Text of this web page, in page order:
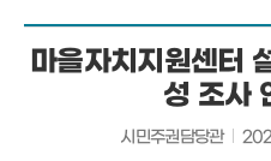
마을자치지원센터
성 조사
시민주권담당관